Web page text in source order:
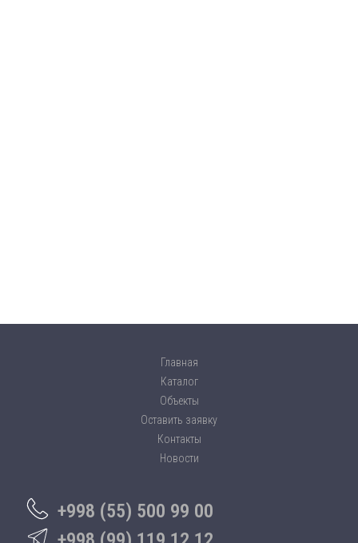
Главная
Каталог
Объекты
Оставить заявку
Контакты
Новости
+998 (55) 500 99 00